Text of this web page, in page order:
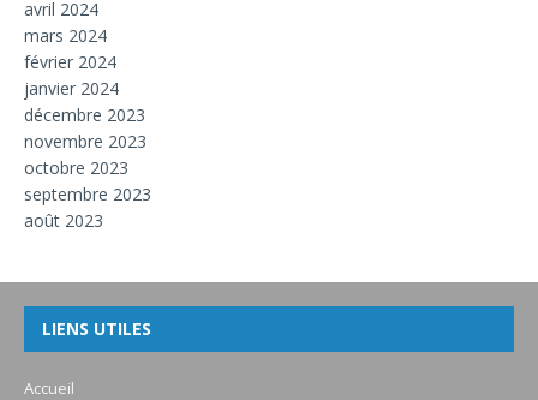
avril 2024
mars 2024
février 2024
janvier 2024
décembre 2023
novembre 2023
octobre 2023
septembre 2023
août 2023
LIENS UTILES
Accueil